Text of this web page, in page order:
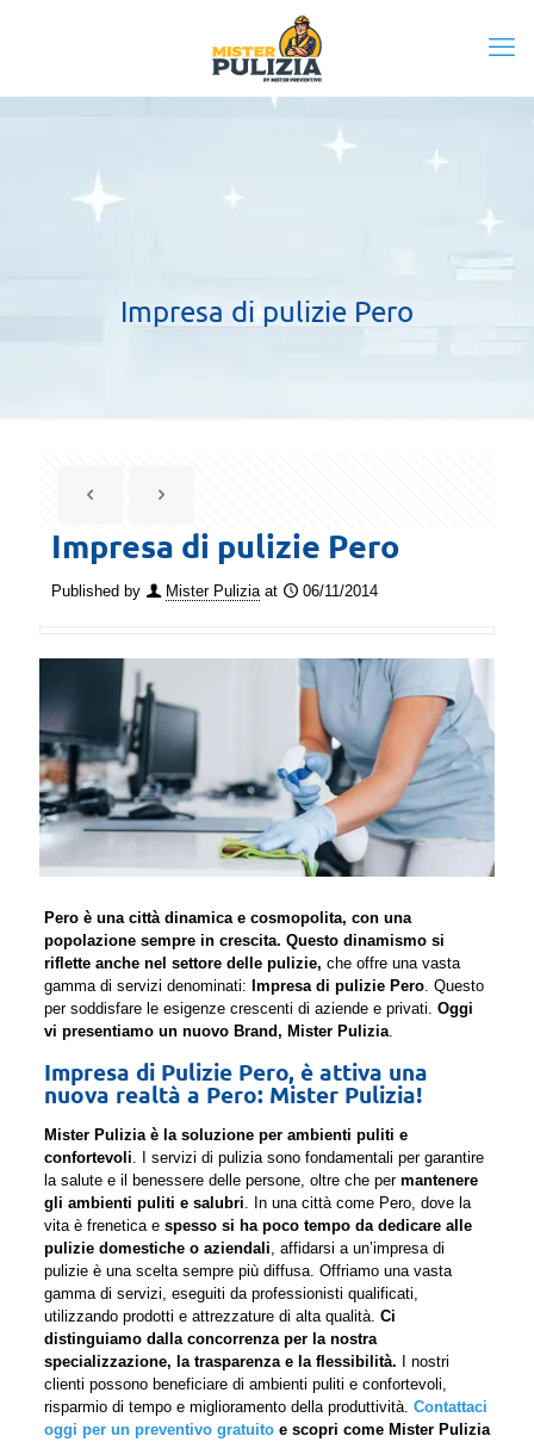
Impresa di pulizie Pero
Impresa di pulizie Pero
Published by Mister Pulizia at 06/11/2014
Pero è una città dinamica e cosmopolita, con una
popolazione sempre in crescita. Questo dinamismo si
riflette anche nel settore delle pulizie, che offre una vasta
gamma di servizi denominati: Impresa di pulizie Pero. Questo
per soddisfare le esigenze crescenti di aziende e privati. Oggi
vi presentiamo un nuovo Brand, Mister Pulizia.
Impresa di Pulizie Pero, è attiva una
nuova realtà a Pero: Mister Pulizia!
Mister Pulizia è la soluzione per ambienti puliti e
confortevoli. I servizi di pulizia sono fondamentali per garantire
la salute e il benessere delle persone, oltre che per mantenere
gli ambienti puliti e salubri. In una città come Pero, dove la
vita è frenetica e spesso si ha poco tempo da dedicare alle
pulizie domestiche o aziendali, affidarsi a un’impresa di
pulizie è una scelta sempre più diffusa. Offriamo una vasta
gamma di servizi, eseguiti da professionisti qualificati,
utilizzando prodotti e attrezzature di alta qualità. Ci
distinguiamo dalla concorrenza per la nostra
specializzazione, la trasparenza e la flessibilità. I nostri
clienti possono beneficiare di ambienti puliti e confortevoli,
risparmio di tempo e miglioramento della produttività. Contattaci
oggi per un preventivo gratuitoe scopri come Mister Pulizia